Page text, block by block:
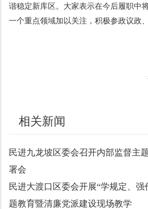
谐稳定新库区。大家表示在今后履职中
一个重点领域加以关注，积极参政议政
相关新闻
民进九龙坡区委会召开内部监督主
署会
民进大渡口区委会开展“学规定、强
题教育暨清廉党派建设现场教学